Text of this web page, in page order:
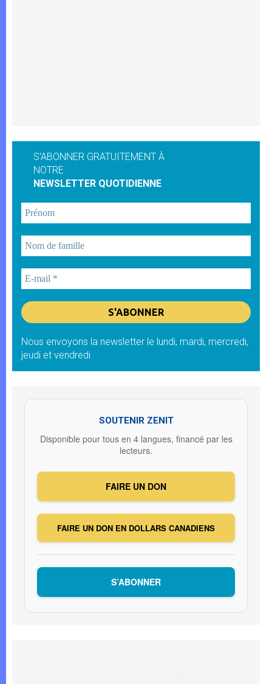
S'ABONNER GRATUITEMENT À
NOTRE
NEWSLETTER QUOTIDIENNE
Nous envoyons la newsletter le lundi, mardi, mercredi,
jeudi et vendredi
SOUTENIR ZENIT
Disponible pour tous en 4 langues, financé par les
lecteurs.
FAIRE UN DON
FAIRE UN DON EN DOLLARS CANADIENS
S’ABONNER